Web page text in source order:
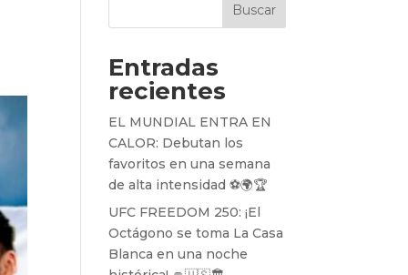
Buscar
Entradas
recientes
EL MUNDIAL ENTRA EN
CALOR: Debutan los
favoritos en una semana
de alta intensidad ⚽️🌍🏆
UFC FREEDOM 250: ¡El
Octágono se toma La Casa
Blanca en una noche